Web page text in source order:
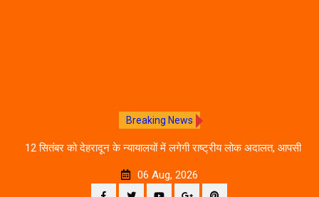
Breaking News
12 सितंबर को देहरादून के न्यायालयों में लगेगी राष्ट्रीय लोक अदालत, आपसी
06 Aug, 2026